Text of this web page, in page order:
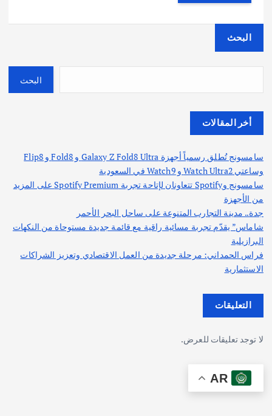
البحث
البحث
أخر المقالات
سامسونج تُطلق رسمياً أجهزة Galaxy Z Fold8 Ultra و Fold8 و Flip8
وساعتي Watch Ultra2 و Watch9 في السعودية
سامسونج وSpotify تتعاونان لإتاحة تجربة Spotify Premium على المزيد
من الأجهزة
جدة.. مدينة التجارب المتنوعة على ساحل البحر الأحمر
شاماس” يقدّم تجربة مسائية راقية مع قائمة جديدة مستوحاة من النكهات
البرازيلية
فراس الحمداني: مرحلة جديدة من العمل الاقتصادي وتعزيز الشراكات
الاستثمارية
التعليقات
لا توجد تعليقات للعرض.
AR